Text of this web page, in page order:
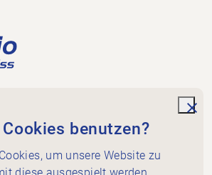
benutzen?
um unsere Website zu